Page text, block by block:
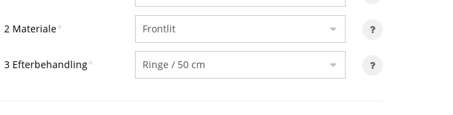
2 Materiale*
3 Efterbehandling*